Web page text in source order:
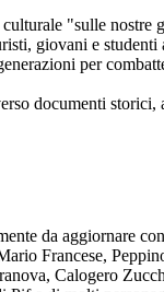
"sulle
giovani e
per
documenti
da
Francese,
Calogero